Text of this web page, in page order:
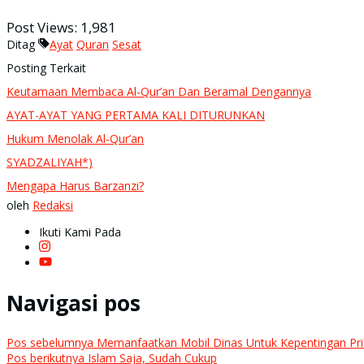
Post Views: 1,981
Ditag Ayat Quran Sesat
Posting Terkait
Keutamaan Membaca Al-Qur’an Dan Beramal Dengannya
AYAT-AYAT YANG PERTAMA KALI DITURUNKAN
Hukum Menolak Al-Qur’an
SYADZALIYAH*)
Mengapa Harus Barzanzi?
oleh Redaksi
Ikuti Kami Pada
Navigasi pos
Pos sebelumnya Memanfaatkan Mobil Dinas Untuk Kepentingan
Pos berikutnya Islam Saja, Sudah Cukup